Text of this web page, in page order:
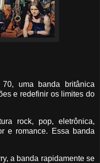
uma banda britânica
e redefinir os limites do
rock, pop, eletrônica,
e romance. Essa banda
a banda rapidamente se